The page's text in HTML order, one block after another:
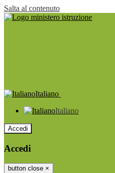
Salta al contenuto
Italiano
Italiano
Accedi
Accedi
button close ×